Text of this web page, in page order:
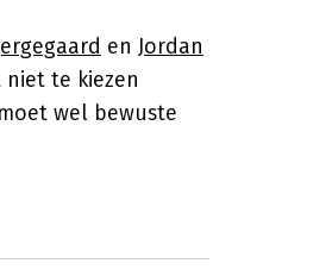
en Jordan
niet te kiezen
wel bewuste